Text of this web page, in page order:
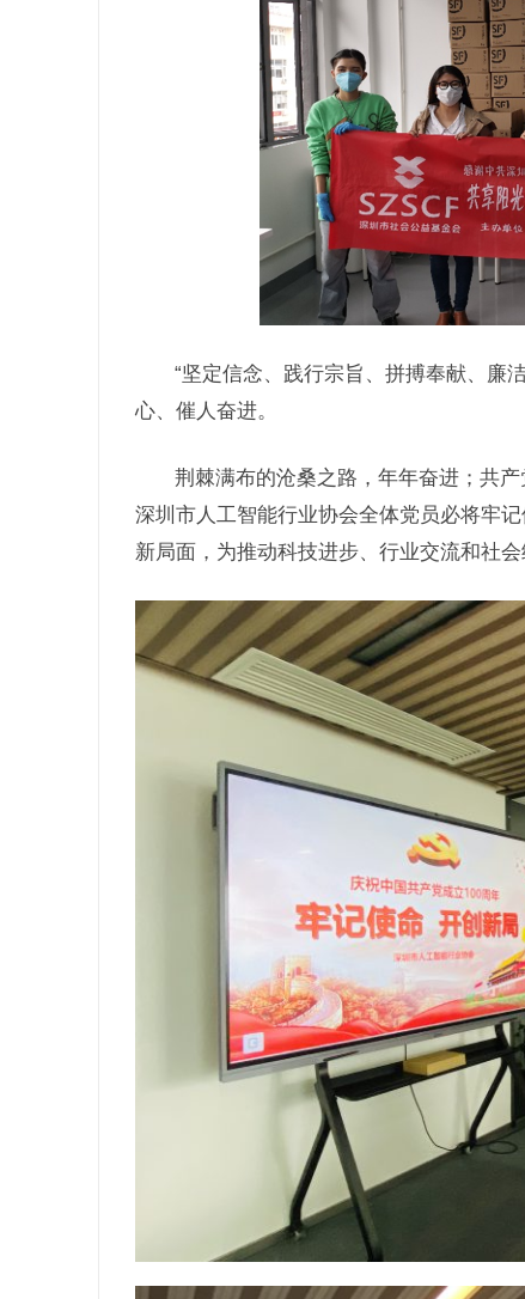
“坚定信念、践行宗旨、拼搏奉献、廉
心、催人奋进。
荆棘满布的沧桑之路，年年奋进；共
深圳市人工智能行业协会全体党员必将牢
新局面，为推动科技进步、行业交流和社